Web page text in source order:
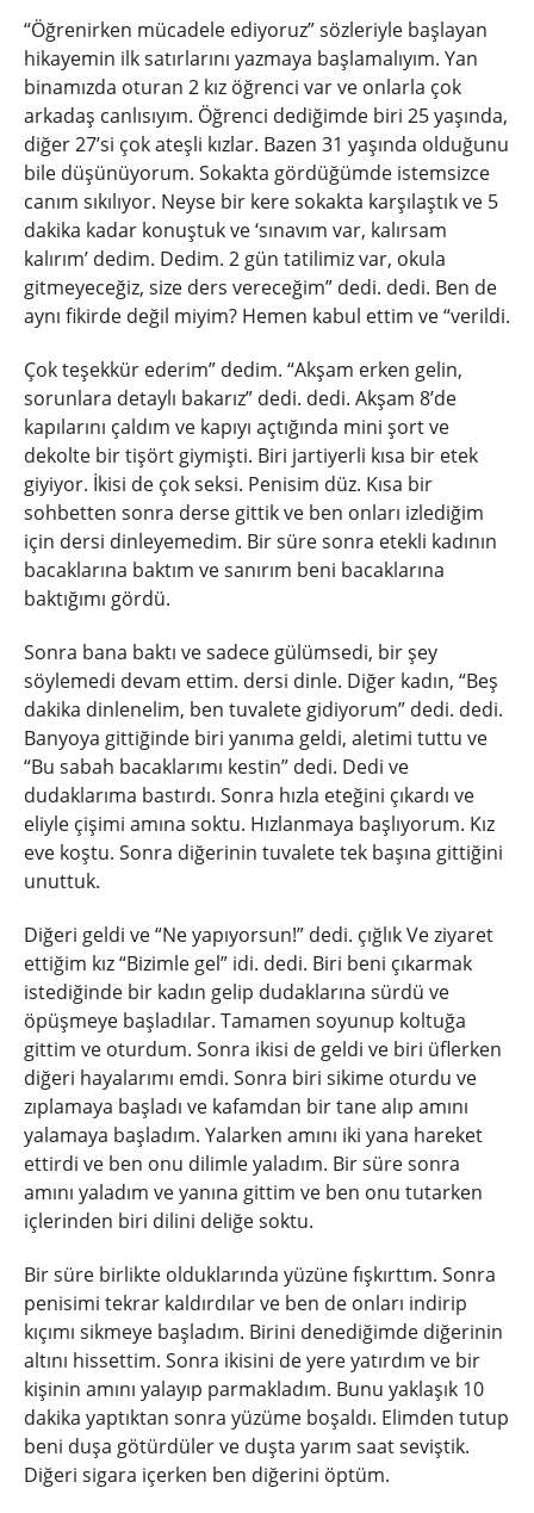
“Öğrenirken mücadele ediyoruz” sözleriyle başlayan
hikayemin ilk satırlarını yazmaya başlamalıyım. Yan
binamızda oturan 2 kız öğrenci var ve onlarla çok
arkadaş canlısıyım. Öğrenci dediğimde biri 25 yaşında,
diğer 27’si çok ateşli kızlar. Bazen 31 yaşında olduğunu
bile düşünüyorum. Sokakta gördüğümde istemsizce
canım sıkılıyor. Neyse bir kere sokakta karşılaştık ve 5
dakika kadar konuştuk ve ‘sınavım var, kalırsam
kalırım’ dedim. Dedim. 2 gün tatilimiz var, okula
gitmeyeceğiz, size ders vereceğim” dedi. dedi. Ben de
aynı fikirde değil miyim? Hemen kabul ettim ve “verildi.
Çok teşekkür ederim” dedim. “Akşam erken gelin,
sorunlara detaylı bakarız” dedi. dedi. Akşam 8’de
kapılarını çaldım ve kapıyı açtığında mini şort ve
dekolte bir tişört giymişti. Biri jartiyerli kısa bir etek
giyiyor. İkisi de çok seksi. Penisim düz. Kısa bir
sohbetten sonra derse gittik ve ben onları izlediğim
için dersi dinleyemedim. Bir süre sonra etekli kadının
bacaklarına baktım ve sanırım beni bacaklarına
baktığımı gördü.
Sonra bana baktı ve sadece gülümsedi, bir şey
söylemedi devam ettim. dersi dinle. Diğer kadın, “Beş
dakika dinlenelim, ben tuvalete gidiyorum” dedi. dedi.
Banyoya gittiğinde biri yanıma geldi, aletimi tuttu ve
“Bu sabah bacaklarımı kestin” dedi. Dedi ve
dudaklarıma bastırdı. Sonra hızla eteğini çıkardı ve
eliyle çişimi amına soktu. Hızlanmaya başlıyorum. Kız
eve koştu. Sonra diğerinin tuvalete tek başına gittiğini
unuttuk.
Diğeri geldi ve “Ne yapıyorsun!” dedi. çığlık Ve ziyaret
ettiğim kız “Bizimle gel” idi. dedi. Biri beni çıkarmak
istediğinde bir kadın gelip dudaklarına sürdü ve
öpüşmeye başladılar. Tamamen soyunup koltuğa
gittim ve oturdum. Sonra ikisi de geldi ve biri üflerken
diğeri hayalarımı emdi. Sonra biri sikime oturdu ve
zıplamaya başladı ve kafamdan bir tane alıp amını
yalamaya başladım. Yalarken amını iki yana hareket
ettirdi ve ben onu dilimle yaladım. Bir süre sonra
amını yaladım ve yanına gittim ve ben onu tutarken
içlerinden biri dilini deliğe soktu.
Bir süre birlikte olduklarında yüzüne fışkırttım. Sonra
penisimi tekrar kaldırdılar ve ben de onları indirip
kıçımı sikmeye başladım. Birini denediğimde diğerinin
altını hissettim. Sonra ikisini de yere yatırdım ve bir
kişinin amını yalayıp parmakladım. Bunu yaklaşık 10
dakika yaptıktan sonra yüzüme boşaldı. Elimden tutup
beni duşa götürdüler ve duşta yarım saat seviştik.
Diğeri sigara içerken ben diğerini öptüm.